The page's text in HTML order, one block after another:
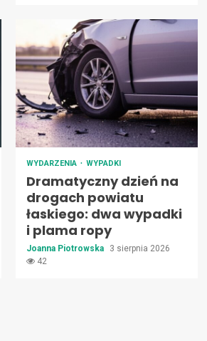
WYDARZENIA WYPADKI
Dramatyczny dzień na
drogach powiatu
łaskiego: dwa wypadki
i plama ropy
Joanna Piotrowska
3 sierpnia 2026
42